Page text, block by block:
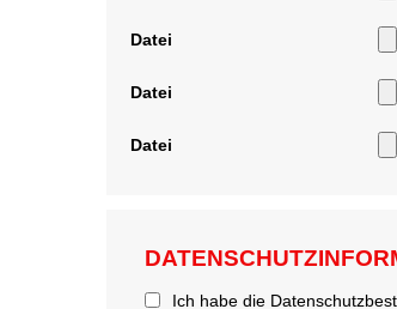
Datei
Datei
Datei
Ich habe die